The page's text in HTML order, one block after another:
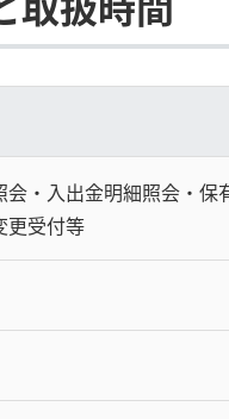
・入出金明細照会・保
更受付等